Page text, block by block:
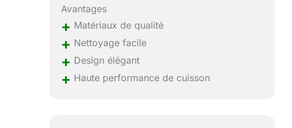
Avantages
+ Matériaux de qualité
+ Nettoyage facile
+ Design élégant
+ Haute performance de cuisson